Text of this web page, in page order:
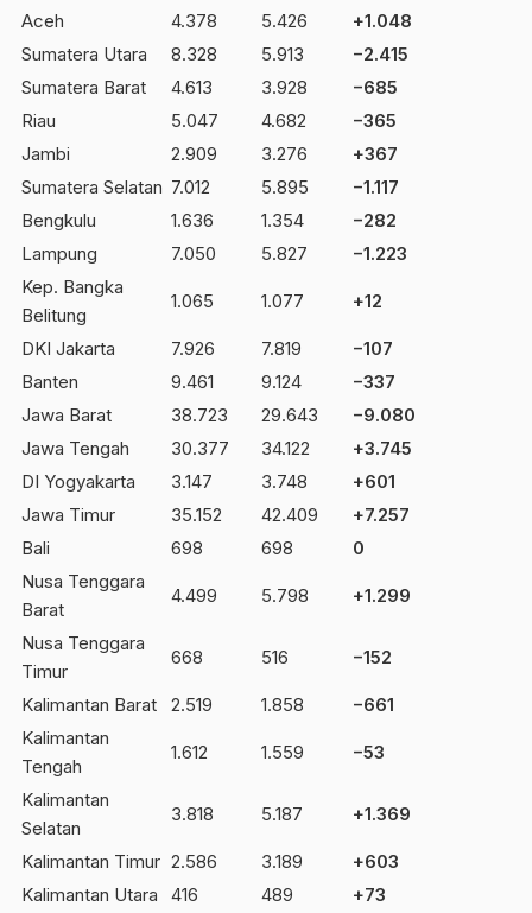
Aceh
4.378 5.426
+1.048
Sumatera Utara
8.328 5.913
−2.415
Sumatera Barat
4.613 3.928
−685
Riau
5.047 4.682
−365
Jambi
2.909 3.276
+367
Sumatera Selatan 7.012 5.895
−1.117
Bengkulu
1.636 1.354
−282
Lampung
7.050 5.827
−1.223
Kep. Bangka
Belitung
1.065 1.077 +12
DKI Jakarta 7.926 7.819
−107
Banten
9.461 9.124
−337
Jawa Barat
38.723 29.643
−9.080
Jawa Tengah
30.377 34.122
+3.745
DI Yogyakarta
3.147 3.748
+601
Jawa Timur
35.152 42.409
+7.257
Bali
698 698
0
Nusa Tenggara
Barat
4.499 5.798 +1.299
Nusa Tenggara
Timur
668 516 −152
Kalimantan Barat 2.519 1.858
−661
Kalimantan
Tengah
1.612 1.559 −53
Kalimantan
Selatan
3.818 5.187 +1.369
Kalimantan Timur 2.586 3.189
+603
Kalimantan Utara
416 489 +73